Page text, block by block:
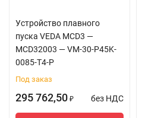
Устройство плавного
пуска VEDA MCD3 —
MCD32003 — VM-30-P45K-
0085-T4-P
Под заказ
295 762,50 ₽ без НДС